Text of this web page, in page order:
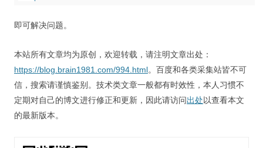
即可解决问题。
本站所有文章均为原创，欢迎转载，请注明文章出处：
https://blog.brain1981.com/994.html。百度和各类采集站皆不可
信，搜索请谨慎鉴别。技术类文章一般都有时效性，本人习惯不
定期对自己的博文进行修正和更新，因此请访问出处以查看本文
的最新版本。